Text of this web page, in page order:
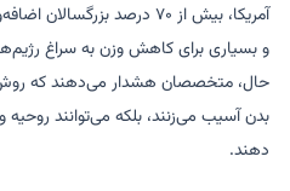
آمریکا، بیش از ۷۰ درصد
و بسیاری برای کاهش وزن به سراغ
حال، متخصصان هشدار می‌دهند که
بدن آسیب می‌زنند، بلکه می‌توانند روحیه
دهند.